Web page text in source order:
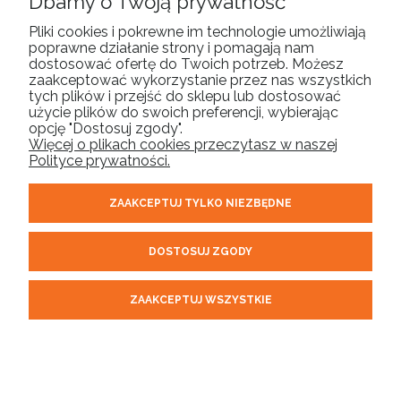
MOJE KONTO
PŁATNOŚCI I DOSTAWA
INFORMACJE
O NAS
ORELL | tel.510 304 975| email:sklep@orell.pl| ul. Cukrowa 10F,
REGON: 320711503
Pliki cookies i pokrewne im technologie umożliwiają
poprawne działanie strony i pomagają nam
dostosować ofertę do Twoich potrzeb. Możesz
zaakceptować wykorzystanie przez nas wszystkich
tych plików i przejść do sklepu lub dostosować
użycie plików do swoich preferencji, wybierając
opcję "Dostosuj zgody".
Więcej o plikach cookies przeczytasz w naszej
Polityce prywatności.
ZAAKCEPTUJ TYLKO NIEZBĘDNE
DOSTOSUJ ZGODY
ZAAKCEPTUJ WSZYSTKIE